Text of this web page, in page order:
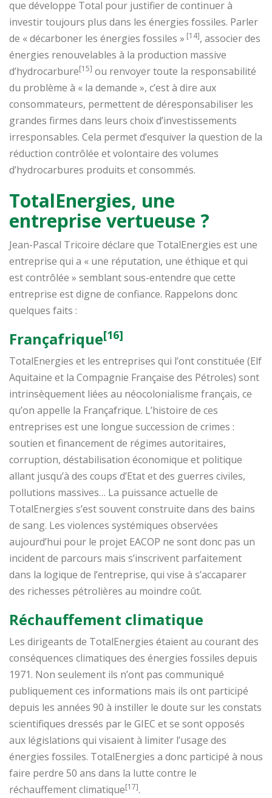
que développe Total pour justifier de continuer à
investir toujours plus dans les énergies fossiles. Parler
de « décarboner les énergies fossiles » [14], associer des
énergies renouvelables à la production massive
d’hydrocarbure[15] ou renvoyer toute la responsabilité
du problème à « la demande », c’est à dire aux
consommateurs, permettent de déresponsabiliser les
grandes firmes dans leurs choix d’investissements
irresponsables. Cela permet d’esquiver la question de la
réduction contrôlée et volontaire des volumes
d’hydrocarbures produits et consommés.
TotalEnergies, une
entreprise vertueuse ?
Jean-Pascal Tricoire déclare que TotalEnergies est une
entreprise qui a « une réputation, une éthique et qui
est contrôlée » semblant sous-entendre que cette
entreprise est digne de confiance. Rappelons donc
quelques faits :
Françafrique[16]
TotalEnergies et les entreprises qui l’ont constituée (Elf
Aquitaine et la Compagnie Française des Pétroles) sont
intrinsèquement liées au néocolonialisme français, ce
qu’on appelle la Françafrique. L’histoire de ces
entreprises est une longue succession de crimes :
soutien et financement de régimes autoritaires,
corruption, déstabilisation économique et politique
allant jusqu’à des coups d’Etat et des guerres civiles,
pollutions massives… La puissance actuelle de
TotalEnergies s’est souvent construite dans des bains
de sang. Les violences systémiques observées
aujourd’hui pour le projet EACOP ne sont donc pas un
incident de parcours mais s’inscrivent parfaitement
dans la logique de l’entreprise, qui vise à s’accaparer
des richesses pétrolières au moindre coût.
Réchauffement climatique
Les dirigeants de TotalEnergies étaient au courant des
conséquences climatiques des énergies fossiles depuis
1971. Non seulement ils n’ont pas communiqué
publiquement ces informations mais ils ont participé
depuis les années 90 à instiller le doute sur les constats
scientifiques dressés par le GIEC et se sont opposés
aux législations qui visaient à limiter l’usage des
énergies fossiles. TotalEnergies a donc participé à nous
faire perdre 50 ans dans la lutte contre le
réchauffement climatique[17].